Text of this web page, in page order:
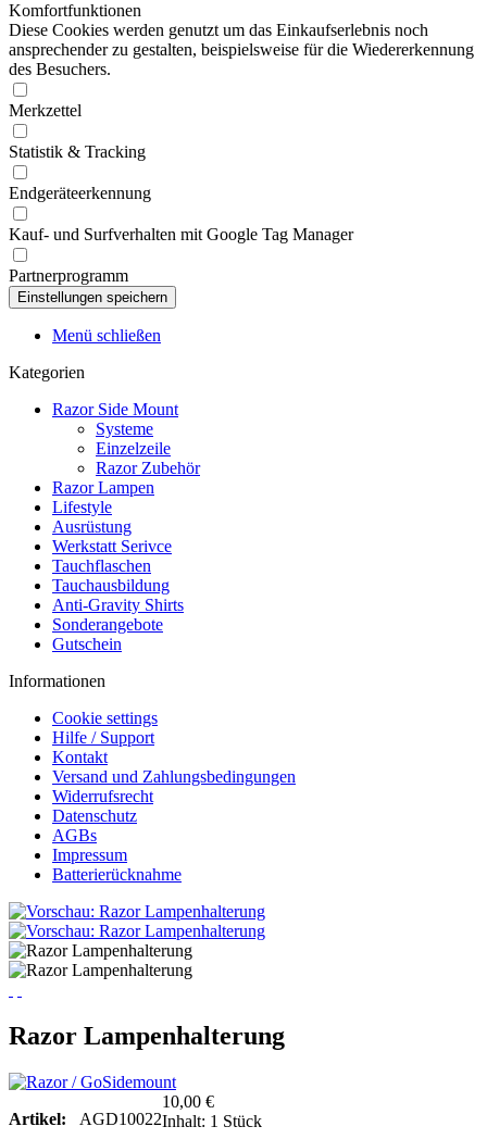
Komfortfunktionen
Diese Cookies werden genutzt um das Einkaufserlebnis noch
ansprechender zu gestalten, beispielsweise für die Wiedererkennung
des Besuchers.
Merkzettel
Statistik & Tracking
Endgeräteerkennung
Kauf- und Surfverhalten mit Google Tag Manager
Partnerprogramm
Menü schließen
Kategorien
Razor Side Mount
Systeme
Einzelzeile
Razor Zubehör
Razor Lampen
Lifestyle
Ausrüstung
Werkstatt Serivce
Tauchflaschen
Tauchausbildung
Anti-Gravity Shirts
Sonderangebote
Gutschein
Informationen
Cookie settings
Hilfe / Support
Kontakt
Versand und Zahlungsbedingungen
Widerrufsrecht
Datenschutz
AGBs
Impressum
Batterierücknahme
Razor Lampenhalterung
Artikel: AGD10022
10,00 €
Inhalt: 1 Stück